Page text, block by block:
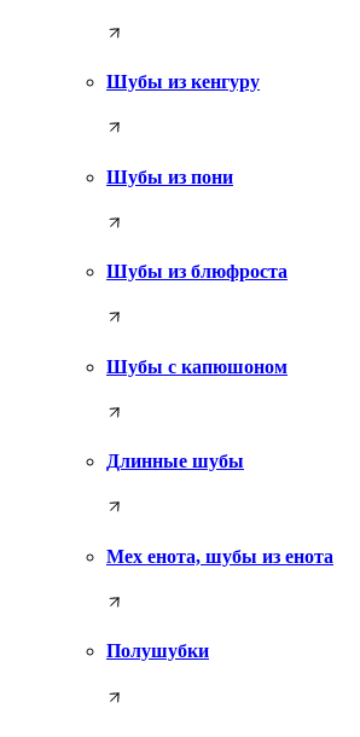
Шубы из кенгуру
Шубы из пони
Шубы из блюфроста
Шубы с капюшоном
Длинные шубы
Мех енота, шубы из енота
Полушубки